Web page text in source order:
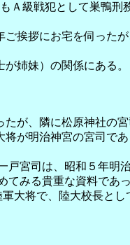
Ａ級戦犯として巣鴨刑
挨拶にお宅を伺った
姉妹）の関係にある
が、隣に松原神社の宮
が明治神宮の宮司で
戸宮司は、昭和５年明
みる貴重な資料であ
大将で、陸大校長とし